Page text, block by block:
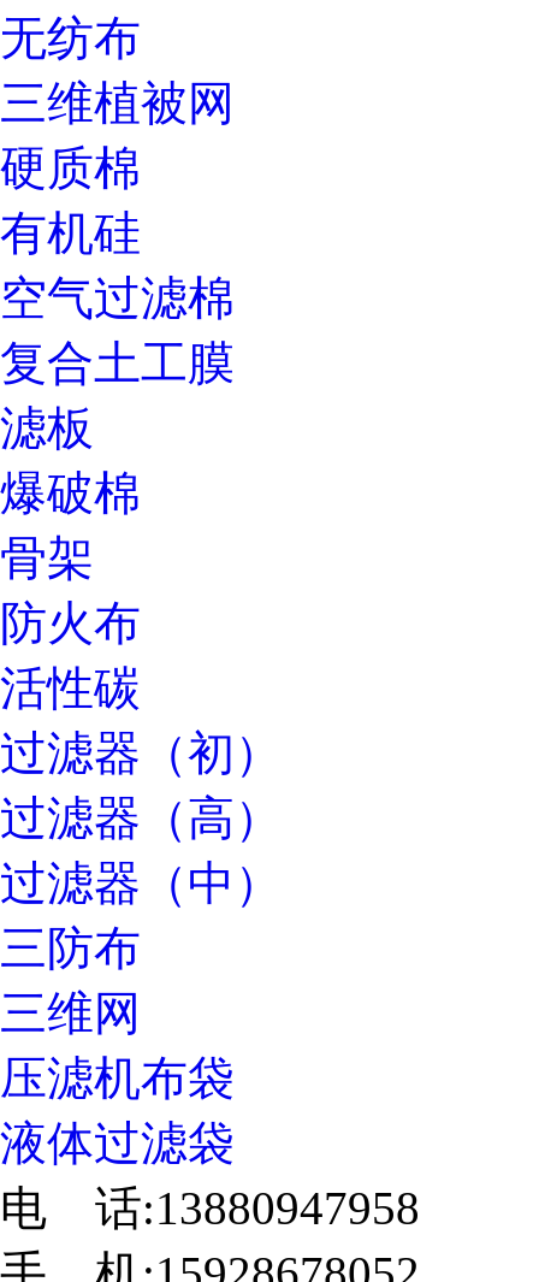
无纺布
三维植被网
硬质棉
有机硅
空气过滤棉
复合土工膜
滤板
爆破棉
骨架
防火布
活性碳
过滤器（初）
过滤器（高）
过滤器（中）
三防布
三维网
压滤机布袋
液体过滤袋
电 话:13880947958